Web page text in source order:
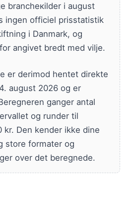
brancheкilder i august
ingen officiel prisstatistik
i Danmark, og
angivet bredt med vilje.
er derimod hentet direkte
august 2026 og er
ganger antal
og runder til
Den kender ikke dine
store formater og
over det beregnede.